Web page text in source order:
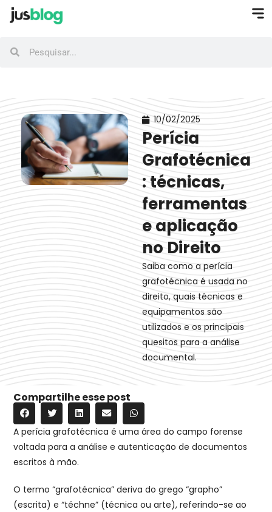
10/02/2025
Perícia
Grafotécnica
: técnicas,
ferramentas
e aplicação
no Direito
Saiba como a perícia
grafotécnica é usada no
direito, quais técnicas e
equipamentos são
utilizados e os principais
quesitos para a análise
documental.
Compartilhe esse post
A perícia grafotécnica é uma área do campo forense
voltada para a análise e autenticação de documentos
escritos à mão.
O termo “grafotécnica” deriva do grego “grapho”
(escrita) e “téchne” (técnica ou arte), referindo-se ao